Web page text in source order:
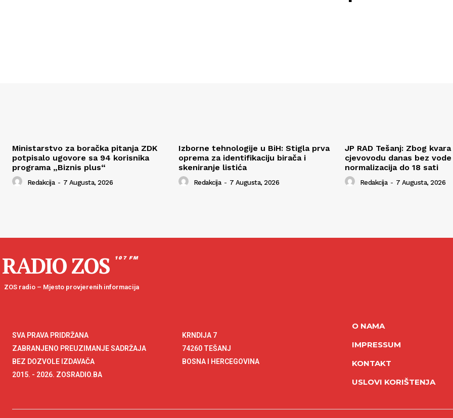
Ministarstvo za boračka pitanja ZDK
potpisalo ugovore sa 94 korisnika
programa „Biznis plus“
Redakcija - 7 Augusta, 2026
Izborne tehnologije u BiH: Stigla prva
oprema za identifikaciju birača i
skeniranje listića
Redakcija - 7 Augusta, 2026
JP RAD Tešanj: Zbog kvara
cjevovodu danas bez
normalizacija do 18 sati
Redakcija - 7 Augusta, 2026
RADIO ZOS 107 FM
ZOS radio – Mjesto provjerenih informacija
SVA PRAVA PRIDRŽANA
ZABRANJENO PREUZIMANJE SADRŽAJA
BEZ DOZVOLE IZDAVAČA
2015. - 2026. ZOSRADIO.BA
KRNDIJA 7
74260 TEŠANJ
BOSNA I HERCEGOVINA
O NAMA
IMPRESSUM
KONTAKT
USLOVI KORIŠTENJA